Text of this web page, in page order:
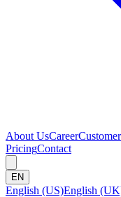
About UsCareer
PricingContact
EN
English (US)English